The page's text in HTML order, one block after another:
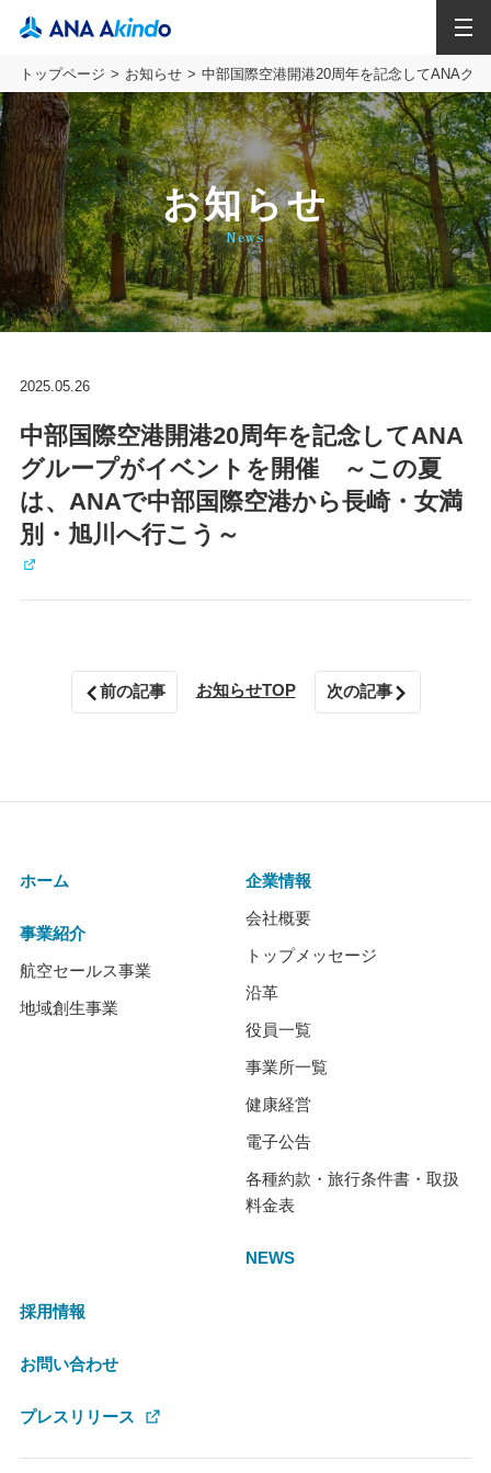
トップページ お知らせ 中部国際空港開港20周年を記念してANAグ
お知らせ
News
2025.05.26
中部国際空港開港20周年を記念してANA
グループがイベントを開催 ～この夏
は、ANAで中部国際空港から長崎・女満
別・旭川へ行こう～
前の記事 お知らせTOP 次の記事
ホーム
事業紹介
航空セールス事業
地域創生事業
企業情報
会社概要
トップメッセージ
沿革
役員一覧
事業所一覧
健康経営
電子公告
各種約款・旅行条件書・取扱
料金表
NEWS
採用情報
お問い合わせ
プレスリリース